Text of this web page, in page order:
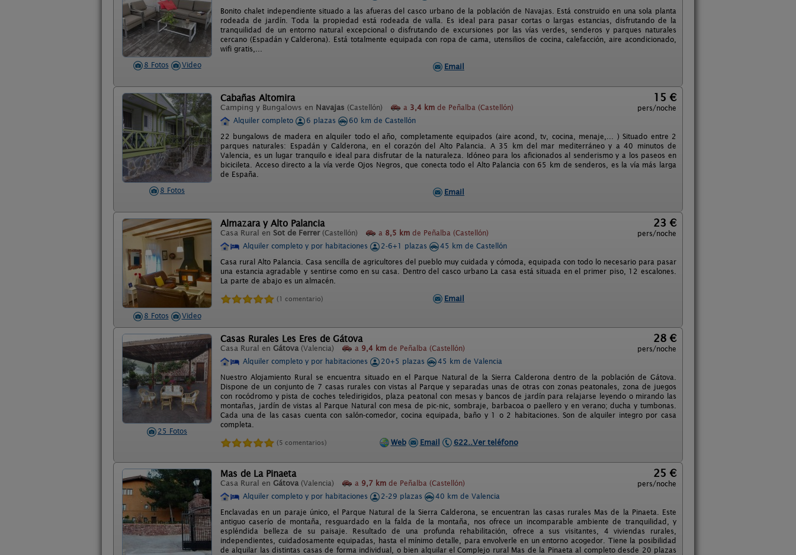
8 Fotos Video
Bonito chalet independiente situado a las afueras del casco urbano de la población de Navajas. Está construido en una sola planta
rodeada de jardín. Toda la propiedad está rodeada de valla. Es ideal para pasar cortas o largas estancias, disfrutando de la
tranquilidad de un entorno natural excepcional o disfrutando de excursiones por las vías verdes, senderos y parques naturales
cercano (Espadán y Calderona). Está totalmente equipada con ropa de cama, utensilios de cocina, calefacción, aire acondicionado,
wifi gratis,...
Email
8 Fotos
Cabañas Altomira
Camping y Bungalows en Navajas (Castellón) a 3,4 km de Peñalba (Castellón)
15 €
pers/noche
Alquiler completo
6 plazas
60 km de Castellón
22 bungalows de madera en alquiler todo el año, completamente equipados (aire acond, tv, cocina, menaje,... ) Situado entre 2
parques naturales: Espadán y Calderona, en el corazón del Alto Palancia. A 35 km del mar mediterráneo y a 40 minutos de
Valencia, es un lugar tranquilo e ideal para disfrutar de la naturaleza. Idóneo para los aficionados al senderismo y a los paseos en
bicicileta. Acceso directo a la vía verde Ojos Negros, que conecta todo el Alto Palancia con 65 km de senderos, es la vía más larga
de España.
Email
8 Fotos Video
Almazara y Alto Palancia
Casa Rural en Sot de Ferrer (Castellón) a 8,5 km de Peñalba (Castellón)
23 €
pers/noche
Alquiler completo y por habitaciones
2-6+1 plazas
45 km de Castellón
Casa rural Alto Palancia. Casa sencilla de agricultores del pueblo muy cuidada y cómoda, equipada con todo lo necesario para pasar
una estancia agradable y sentirse como en su casa. Dentro del casco urbano La casa está situada en el primer piso, 12 escalones.
La parte de abajo es un almacén.
(1 comentario) Email
25 Fotos
Casas Rurales Les Eres de Gátova
Casa Rural en Gátova (Valencia) a 9,4 km de Peñalba (Castellón)
28 €
pers/noche
Alquiler completo y por habitaciones
20+5 plazas
45 km de Valencia
Nuestro Alojamiento Rural se encuentra situado en el Parque Natural de la Sierra Calderona dentro de la población de Gátova.
Dispone de un conjunto de 7 casas rurales con vistas al Parque y separadas unas de otras con zonas peatonales, zona de juegos
con rocódromo y pista de coches teledirigidos, plaza peatonal con mesas y bancos de jardín para relajarse leyendo o mirando las
montañas, jardín de vistas al Parque Natural con mesa de pic-nic, sombraje, barbacoa o paellero y en verano; ducha y tumbonas.
Cada una de las casas cuenta con salón-comedor, cocina equipada, baño y 1 o 2 habitaciones. Son de alquiler integro por casa
completa.
(5 comentarios) Web Email 622..Ver teléfono
Mas de La Pinaeta
Casa Rural en Gátova (Valencia) a 9,7 km de Peñalba (Castellón)
25 €
pers/noche
Alquiler completo y por habitaciones
2-29 plazas
40 km de Valencia
Enclavadas en un paraje único, el Parque Natural de la Sierra Calderona, se encuentran las casas rurales Mas de la Pinaeta. Este
antiguo caserío de montaña, resguardado en la falda de la montaña, nos ofrece un incomparable ambiente de tranquilidad, y
espléndida belleza de su paisaje. Resultado de una profunda rehabilitación, ofrece a sus visitantes, 4 viviendas rurales,
independientes, cuidadosamente equipadas, hasta el mínimo detalle, para envolverle en un entorno acogedor. Tiene la posibilidad
de alquilar las distintas casas de forma individual, o bien alquilar el Complejo rural Mas de la Pinaeta al completo desde 20 plazas